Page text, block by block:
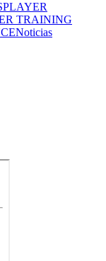
PLAYER
TRAINING
Noticias